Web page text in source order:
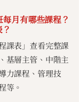
月有哪些課程？
課表」查看完整課
基層主管、中階主
力課程、管理技
等。